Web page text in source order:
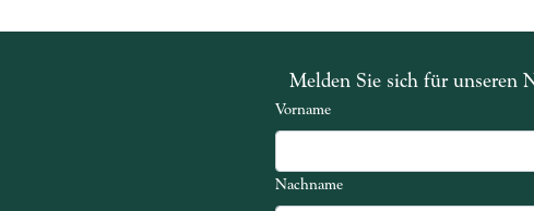
Melden Sie sich für unseren
Vorname
Nachname